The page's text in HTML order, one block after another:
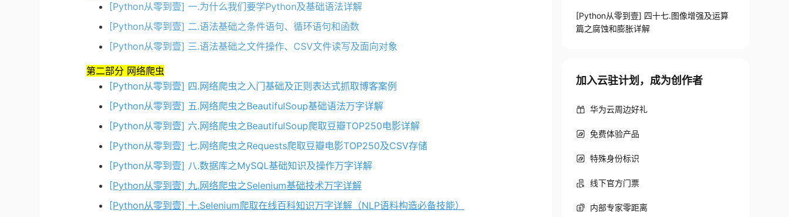
[Python从零到壹] 一.为什么我们要学Python及基础语法详解
[Python从零到壹] 二.语法基础之条件语句、循环语句和函数
[Python从零到壹] 三.语法基础之文件操作、CSV文件读写及面向对象
第二部分 网络爬虫
[Python从零到壹] 四.网络爬虫之入门基础及正则表达式抓取博客案例
[Python从零到壹] 五.网络爬虫之BeautifulSoup基础语法万字详解
[Python从零到壹] 六.网络爬虫之BeautifulSoup爬取豆瓣TOP250电影详解
[Python从零到壹] 七.网络爬虫之Requests爬取豆瓣电影TOP250及CSV存储
[Python从零到壹] 八.数据库之MySQL基础知识及操作万字详解
[Python从零到壹] 九.网络爬虫之Selenium基础技术万字详解
[Python从零到壹] 十.Selenium爬取在线百科知识万字详解（NLP语料构造必备技能）
[Python从零到壹] 四十七.图像增强及运算
篇之腐蚀和膨胀详解
加入云驻计划，成为创作者
华为云周边好礼
免费体验产品
特殊身份标识
线下官方门票
内部专家零距离